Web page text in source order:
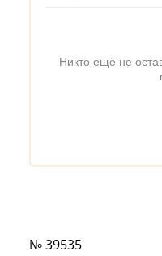
Никто ещё не
№ 39535